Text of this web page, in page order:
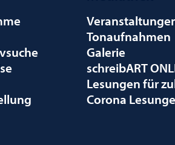
Tonaufnahmen
Galerie
schreibART
Lesungen für
Corona